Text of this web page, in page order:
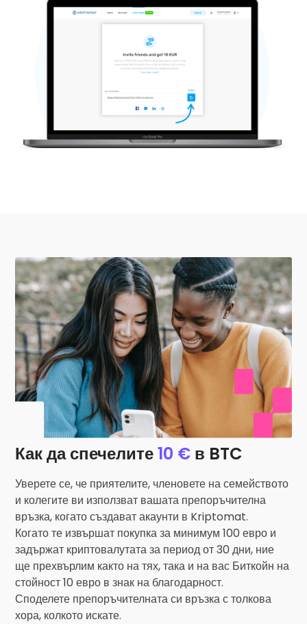
Как да спечелите10 € в BTC
Уверете се, че приятелите, членовете на семейството
и колегите ви използват вашата препоръчителна
връзка, когато създават акаунти в Kriptomat.
Когато те извършат покупка за минимум 100 евро и
задържат криптовалутата за период от 30 дни, ние
ще прехвърлим както на тях, така и на вас Биткойн на
стойност 10 евро в знак на благодарност.
Споделете препоръчителната си връзка с толкова
хора, колкото искате.